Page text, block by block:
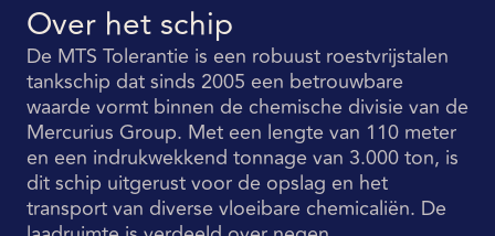
Over het schip
De MTS Tolerantie is een robuust roestvrijstalen
tankschip dat sinds 2005 een betrouwbare
waarde vormt binnen de chemische divisie van de
Mercurius Group. Met een lengte van 110 meter
en een indrukwekkend tonnage van 3.000 ton, is
dit schip uitgerust voor de opslag en het
transport van diverse vloeibare chemicaliën. De